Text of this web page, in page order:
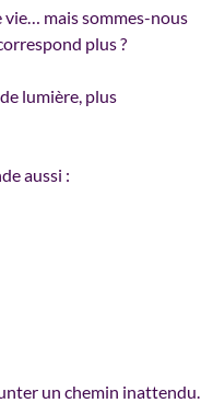
mais sommes-nous
plus ?
lumière, plus
aussi :
un chemin inattendu.